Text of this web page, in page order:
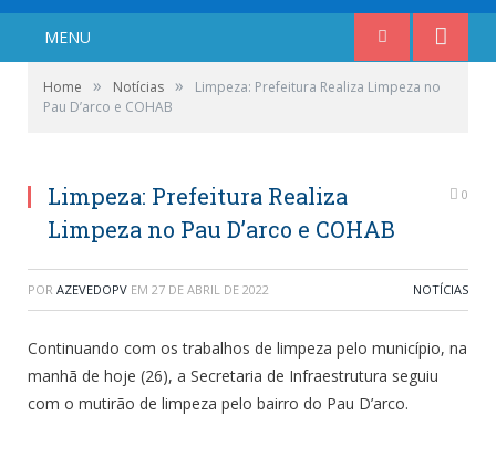
MENU
Home » Notícias »
Limpeza: Prefeitura Realiza Limpeza no
Pau D’arco e COHAB
Limpeza: Prefeitura Realiza
Limpeza no Pau D’arco e COHAB
0
POR AZEVEDOPV EM 27 DE ABRIL DE 2022 NOTÍCIAS
Continuando com os trabalhos de limpeza pelo município, na
manhã de hoje (26), a Secretaria de Infraestrutura seguiu
com o mutirão de limpeza pelo bairro do Pau D’arco.